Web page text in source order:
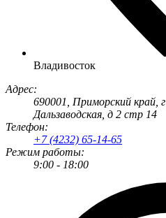
Владивосток
Адрес:
690001
, Приморский край, г
Дальзаводская, д 2 стр 14
Телефон:
+7 (4232) 65-14-65
Режим работы:
9:00 - 18:00